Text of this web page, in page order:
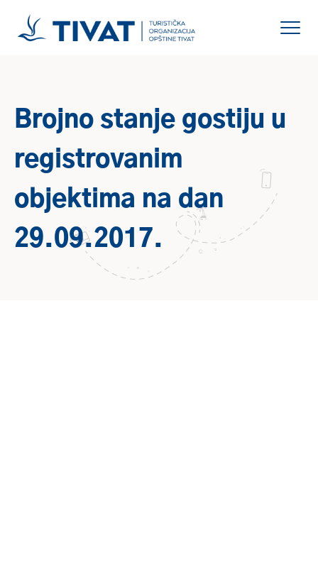
Brojno stanje gostiju u
registrovanim
objektima na dan
29.09.2017.